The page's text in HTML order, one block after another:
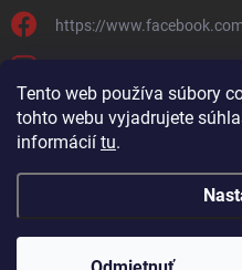
Tento web používa súbory
tohto webu vyjadrujete
informácií tu.
https://
Copyright 2026Gains.sk. Všetky